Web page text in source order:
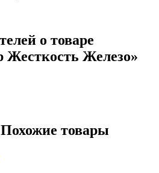
о товаре
Жесткость Железо»
Похожие товары